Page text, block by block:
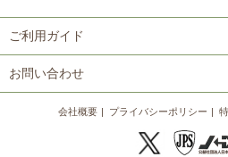
ご利用ガイド
お問い合わせ
会社概要 プライバシーポリシー